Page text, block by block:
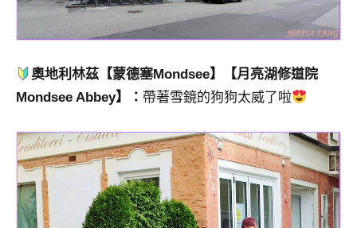
奧地利林茲【蒙德塞Mondsee】【月亮湖修道院
Mondsee Abbey】： 帶著雪鏡的狗狗太威了啦